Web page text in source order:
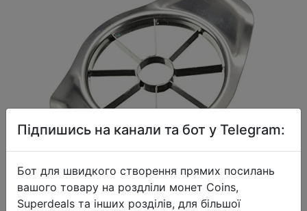
Підпишись на канали та бот у Telegram:
Бот для швидкого створення прямих посилань
вашого товару на роздліли монет Coins,
Superdeals та інших розділів, для більшої